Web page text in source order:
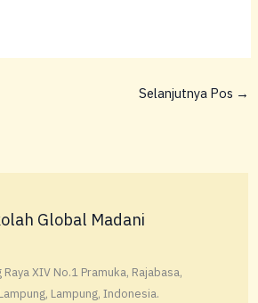
Selanjutnya Pos →
Global Madani
Raya XIV No.1 Pramuka, Rajabasa,
Lampung, Indonesia.